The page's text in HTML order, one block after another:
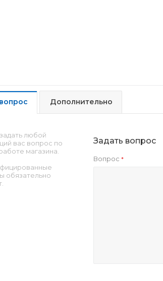
Дополнительно
любой
вас вопрос по
магазина.
обязательно
Задать вопрос
Вопрос *